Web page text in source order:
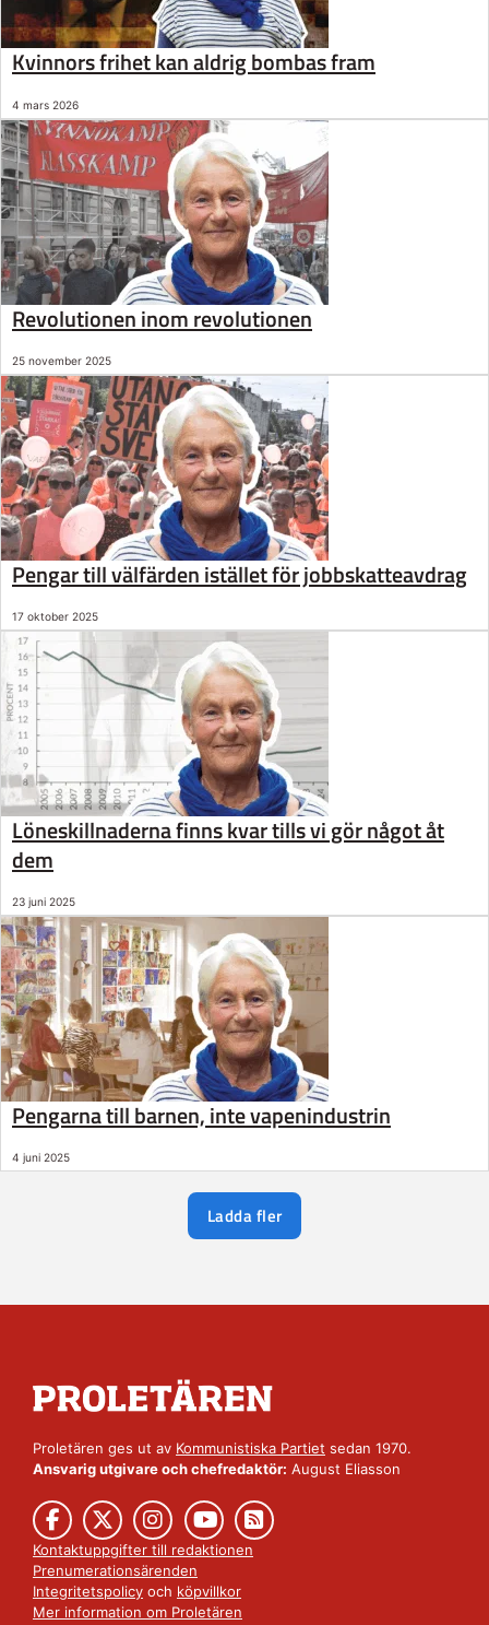
Kvinnors frihet kan aldrig bombas fram
4 mars 2026
Revolutionen inom revolutionen
25 november 2025
Pengar till välfärden istället för jobbskatteavdrag
17 oktober 2025
Löneskillnaderna finns kvar tills vi gör något åt
dem
23 juni 2025
Pengarna till barnen, inte vapenindustrin
4 juni 2025
Ladda fler
Proletären ges ut av Kommunistiska Partiet sedan 1970.
Ansvarig utgivare och chefredaktör: August Eliasson
Kontaktuppgifter till redaktionen
Prenumerationsärenden
Integritetspolicy och köpvillkor
Mer information om Proletären